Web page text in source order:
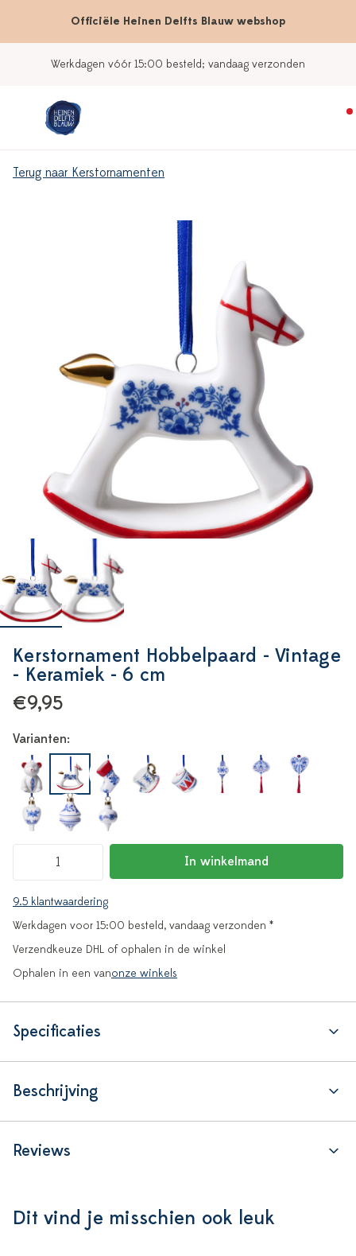
Officiële Heinen Delfts Blauw webshop
Werkdagen vóór 15:00 besteld; vandaag verzonden
Terug naar Kerstornamenten
Kerstornament Hobbelpaard - Vintage
- Keramiek - 6 cm
€9,95
Varianten:
In winkelmand
9.5 klantwaardering
Werkdagen voor 15:00 besteld, vandaag verzonden *
Verzendkeuze DHL of ophalen in de winkel
Ophalen in een vanonze winkels
Specificaties
Beschrijving
Reviews
Dit vind je misschien ook leuk